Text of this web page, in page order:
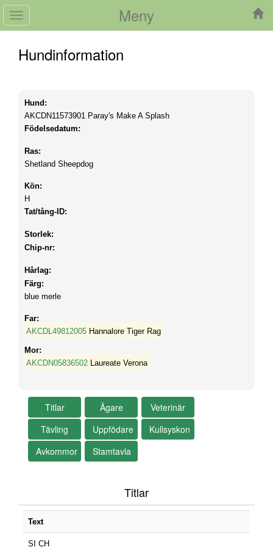
Meny
Toggle
navigation
Hundinformation
Hund:
AKCDN11573901 Paray's Make A Splash
Födelsedatum:
Ras:
Shetland Sheepdog
Kön:
H
Tat/tång-ID:
Storlek:
Chip-nr:
Hårlag:
Färg:
blue merle
Far:
AKCDL49812005 Hannalore Tiger Rag
Mor:
AKCDN05836502 Laureate Verona
Titlar
Text
SI CH